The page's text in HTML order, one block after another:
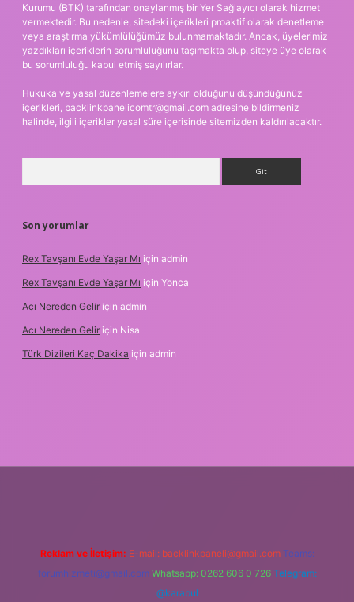
Kurumu (BTK) tarafından onaylanmış bir Yer Sağlayıcı olarak hizmet
vermektedir. Bu nedenle, sitedeki içerikleri proaktif olarak denetleme
veya araştırma yükümlülüğümüz bulunmamaktadır. Ancak, üyelerimiz
yazdıkları içeriklerin sorumluluğunu taşımakta olup, siteye üye olarak
bu sorumluluğu kabul etmiş sayılırlar.
Hukuka ve yasal düzenlemelere aykırı olduğunu düşündüğünüz
içerikleri, backlinkpanelicomtr@gmail.com adresine bildirmeniz
halinde, ilgili içerikler yasal süre içerisinde sitemizden kaldırılacaktır.
Son yorumlar
Rex Tavşanı Evde Yaşar Mı için admin
Rex Tavşanı Evde Yaşar Mı için Yonca
Acı Nereden Gelir için admin
Acı Nereden Gelir için Nisa
Türk Dizileri Kaç Dakika için admin
Reklam ve İletişim: E-mail: backlinkpaneli@gmail.com Teams:
forumhizmeti@gmail.com Whatsapp: 0262 606 0 726 Telegram:
@karabul